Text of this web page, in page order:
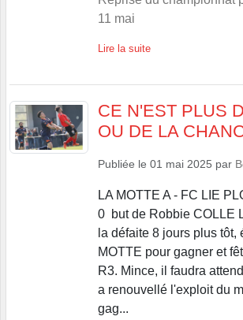
11 mai
Lire la suite
CE N'EST PLUS
OU DE LA
Publiée le 01 mai 2025 par
LA MOTTE A - FC LIE
0 but de Robbie COLLE
la défaite 8 jours plus tôt,
MOTTE pour gagner et
R3. Mince, il faudra
a renouvellé l'exploit du
gag...